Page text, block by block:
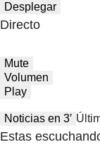
Desplegar
Directo
Mute
Volumen
Play
Noticias en 3′
Estas